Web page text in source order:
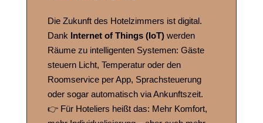
Die Zukunft des Hotelzimmers ist digital.
Dank Internet of Things (IoT) werden
Räume zu intelligenten Systemen: Gäste
steuern Licht, Temperatur oder den
Roomservice per App, Sprachsteuerung
oder sogar automatisch via Ankunftszeit.
👉 Für Hoteliers heißt das: Mehr Komfort,